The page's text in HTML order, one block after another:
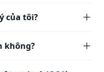
của tôi?
không?